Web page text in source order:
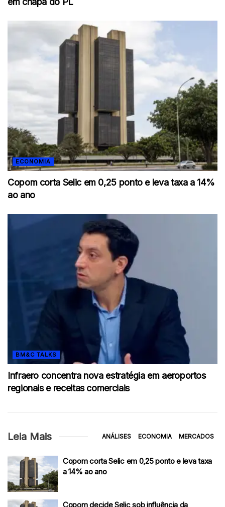
ECONOMIA
Copom corta Selic em 0,25 ponto e leva taxa a 14%
ao ano
BM&C TALKS
Infraero concentra nova estratégia em aeroportos
regionais e receitas comerciais
Leia Mais ANÁLISES ECONOMIA MERCADOS
Copom corta Selic em 0,25 ponto e leva taxa
a 14% ao ano
Copom decide Selic sob influência da